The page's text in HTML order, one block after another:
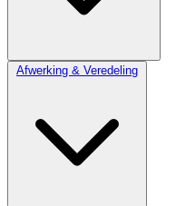
Afwerking & Veredeling